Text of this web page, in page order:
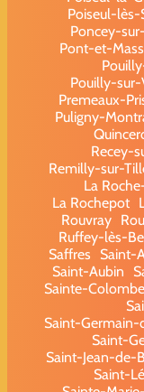
Poiseul-lès-
Poncey-
Pont-et-
Pouilly-
Premeaux-
Puligny-
Recey-
Remilly-sur-
La
La Rochepot
Rouvray
Ruffey-lès-
Saffres
Saint-
Saint-Aubin
Sainte-
Saint-
Saint-
Saint-Jean-de-
Saint-